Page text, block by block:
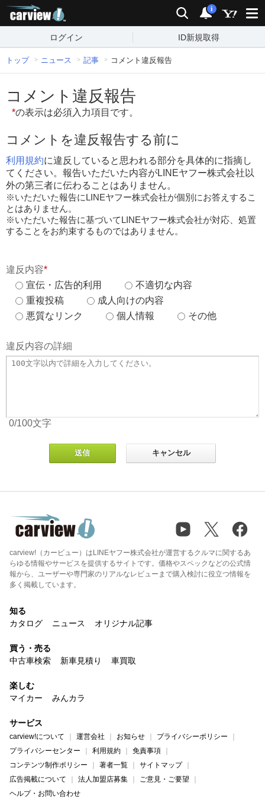
検索 通知
i
ログイン ID新規取得
トップ ニュース 記事 コメント違反報告
コメント違反報告
*の表示は必須入力項目です。
コメントを違反報告する前に
利用規約に違反していると思われる部分を具体的に指摘し
てください。報告いただいた内容がLINEヤフー株式会社以
外の第三者に伝わることはありません。
※いただいた報告にLINEヤフー株式会社が個別にお答えするこ
とはありません。
※いただいた報告に基づいてLINEヤフー株式会社が対応、処置
することをお約束するものではありません。
違反内容*
宣伝・広告的利用
不適切な内容
重複投稿
成人向けの内容
悪質なリンク
個人情報 その他
違反内容の詳細
0/100文字
carview!（カービュー）はLINEヤフー株式会社が運営するクルマに関するあ
らゆる情報やサービスを提供するサイトです。価格やスペックなどの公式情
報から、ユーザーや専門家のリアルなレビューまで購入検討に役立つ情報を
多く掲載しています。
知る
カタログ
ニュース オリジナル記事
買う・売る
中古車検索
新車見積り 車買取
楽しむ
マイカー
みんカラ
サービス
carview!について 運営会社 お知らせ
プライバシーポリシー
プライバシーセンター
利用規約
免責事項
コンテンツ制作ポリシー
著者一覧
サイトマップ
広告掲載について
法人加盟店募集
ご意見・ご要望
ヘルプ・お問い合わせ